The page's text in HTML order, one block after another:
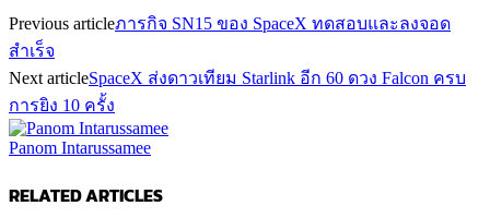
Previous articleภารกิจ SN15 ของ SpaceX ทดสอบและลงจอด
สำเร็จ
Next articleSpaceX ส่งดาวเทียม Starlink อีก 60 ดวง Falcon ครบ
การยิง 10 ครั้ง
Panom Intarussamee
RELATED ARTICLES